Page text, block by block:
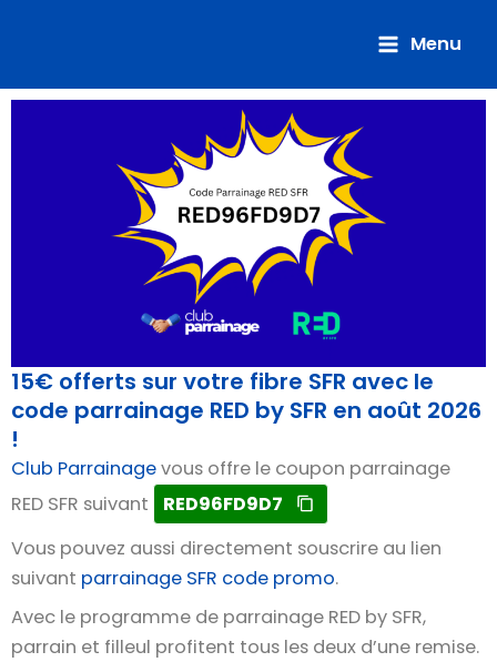
Menu
15€ offerts sur votre fibre SFR avec le
code parrainage RED by SFR en août 2026
!
Club Parrainagevous offre le coupon parrainage
RED SFR suivant
RED96FD9D7
Vous pouvez aussi directement souscrire au lien
suivant parrainage SFR code promo.
Avec le programme de parrainage RED by SFR,
parrain et filleul profitent tous les deux d’une remise.